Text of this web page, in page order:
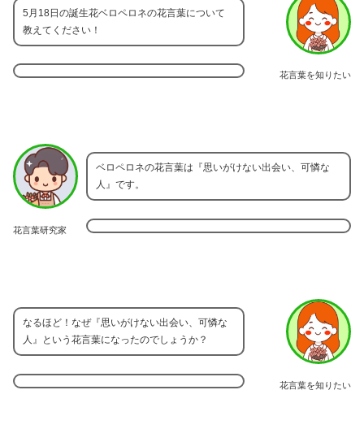
花言葉を知りたい
5月18日の誕生花ベロペロネの花言葉について
教えてください！
花言葉研究家
ベロペロネの花言葉は『思いがけない出会い、可憐な
人』です。
花言葉を知りたい
なるほど！なぜ『思いがけない出会い、可憐な
人』という花言葉になったのでしょうか？